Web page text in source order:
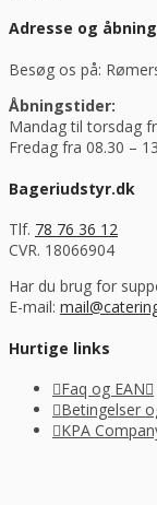
Adresse og
Besøg os på:
Åbningstider:
Mandag til torsdag
Fredag fra 08.30 –
Bageriudstyr.dk
Tlf. 78 76 36 12
CVR. 18066904
Har du brug for
E-mail:
Hurtige links
Faq og EAN
Betingelser
KPA